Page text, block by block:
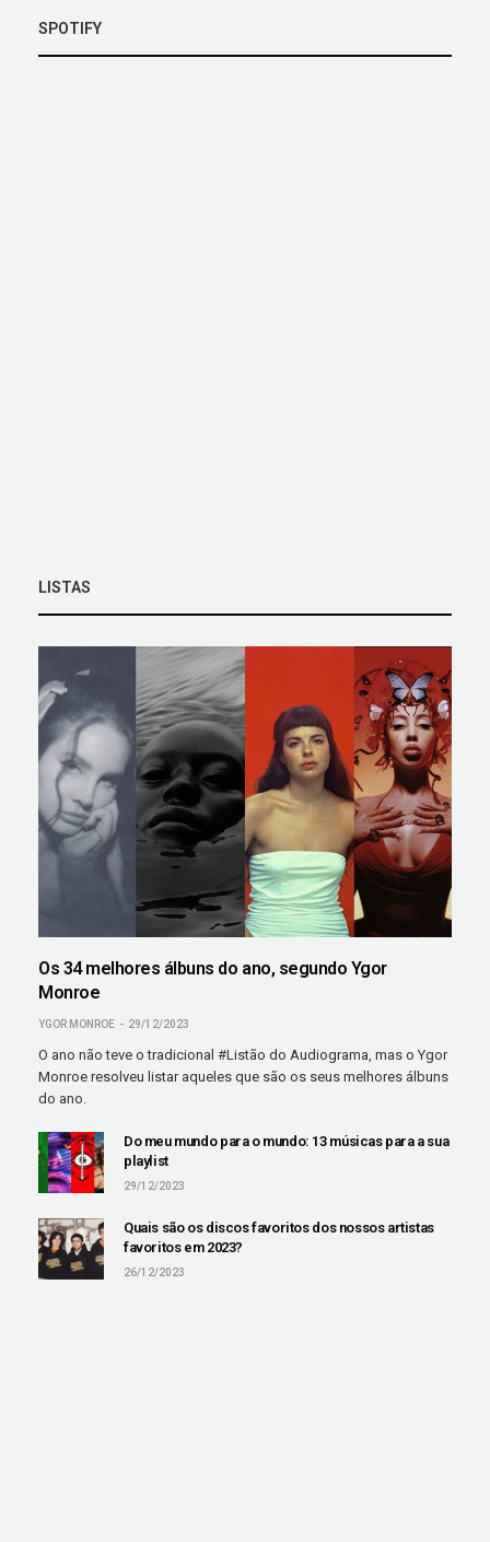
SPOTIFY
LISTAS
Os 34 melhores álbuns do ano, segundo Ygor
Monroe
YGOR MONROE 29/12/2023
O ano não teve o tradicional #Listão do Audiograma, mas o Ygor
Monroe resolveu listar aqueles que são os seus melhores álbuns
do ano.
Do meu mundo para o mundo: 13 músicas para a sua
playlist
29/12/2023
Quais são os discos favoritos dos nossos artistas
favoritos em 2023?
26/12/2023